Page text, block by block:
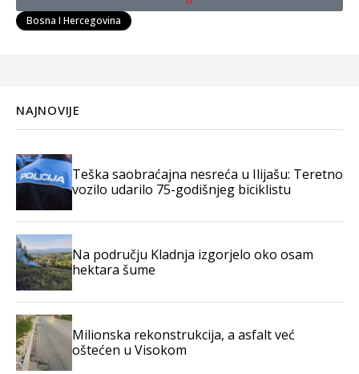
Bosna I Hercegovina
NAJNOVIJE
Teška saobraćajna nesreća u Ilijašu: Teretno
vozilo udarilo 75-godišnjeg biciklistu
Na području Kladnja izgorjelo oko osam
hektara šume
Milionska rekonstrukcija, a asfalt već
oštećen u Visokom